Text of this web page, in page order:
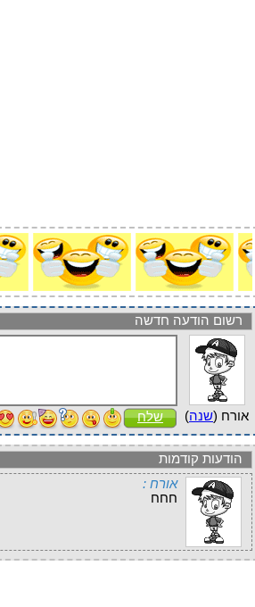
רשום הודעה חדשה
אורח (שנה) שלח
הודעות קודמות
אורח :
חחח